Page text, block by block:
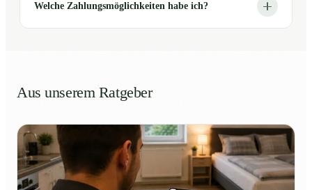
Welche Zahlungsmöglichkeiten habe ich?
Aus unserem Ratgeber